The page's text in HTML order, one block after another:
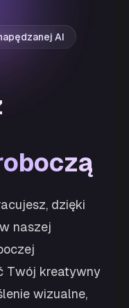
AI
dzięki
naszej
Twój kreatywny
wizualne,